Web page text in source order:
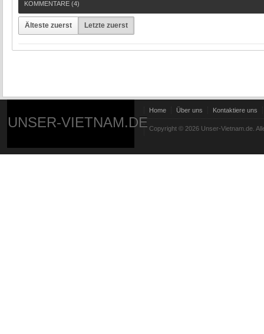
KOMMENTARE (4)
Älteste zuerst Letzte zuerst
UNSER-VIETNAM.DE
Home Über uns Kontaktiere uns
Copyright © 2026 Unser-Vietnam.de.